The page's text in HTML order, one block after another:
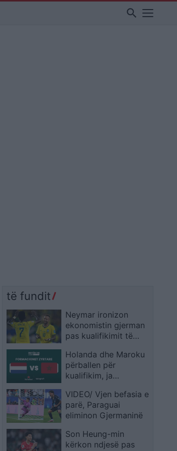
search
të fundit
Neymar ironizon
ekonomistin gjerman
pas kualifikimit të
në Botërorin e
ardhshëm
Holanda dhe Maroku
përballen për
kualifikim, ja
VIDEO/ Vjen befasia e
parë, Paraguai
eliminon Gjermaninë
Son Heung-min
kërkon ndjesë pas